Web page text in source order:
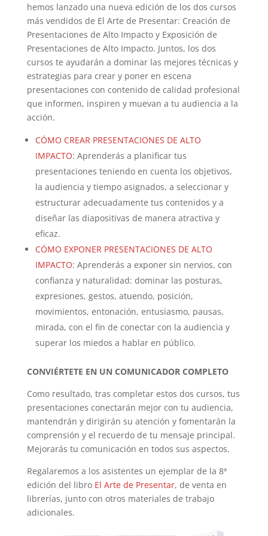
hemos lanzado una nueva edición de los dos cursos
más vendidos de El Arte de Presentar: Creación de
Presentaciones de Alto Impacto y Exposición de
Presentaciones de Alto Impacto. Juntos, los dos
cursos te ayudarán a dominar las mejores técnicas y
estrategias para crear y poner en escena
presentaciones con contenido de calidad profesional
que informen, inspiren y muevan a tu audiencia a la
acción.
CÓMO CREAR PRESENTACIONES DE ALTO
IMPACTO: Aprenderás a planificar tus
presentaciones teniendo en cuenta los objetivos,
la audiencia y tiempo asignados, a seleccionar y
estructurar adecuadamente tus contenidos y a
diseñar las diapositivas de manera atractiva y
eficaz.
CÓMO EXPONER PRESENTACIONES DE ALTO
IMPACTO: Aprenderás a exponer sin nervios, con
confianza y naturalidad: dominar las posturas,
expresiones, gestos, atuendo, posición,
movimientos, entonación, entusiasmo, pausas,
mirada, con el fin de conectar con la audiencia y
superar los miedos a hablar en público.
CONVIÉRTETE EN UN COMUNICADOR COMPLETO
Como resultado, tras completar estos dos cursos, tus
presentaciones conectarán mejor con tu audiencia,
mantendrán y dirigirán su atención y fomentarán la
comprensión y el recuerdo de tu mensaje principal.
Mejorarás tu comunicación en todos sus aspectos.
Regalaremos a los asistentes un ejemplar de la 8ª
edición del libro El Arte de Presentar, de venta en
librerías, junto con otros materiales de trabajo
adicionales.